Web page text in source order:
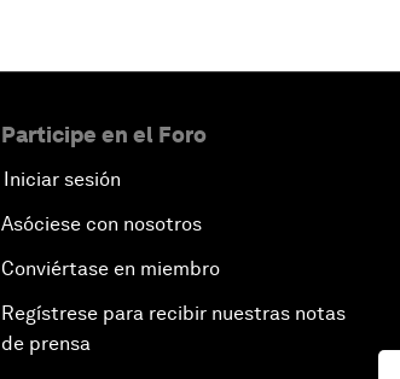
Participe en el Foro
Iniciar sesión
Asóciese con nosotros
Conviértase en miembro
Regístrese para recibir nuestras notas
de prensa